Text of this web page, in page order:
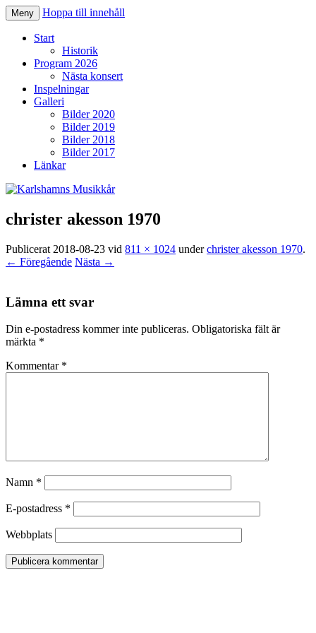
Karlshamns Musikkår
Meny Hoppa till innehåll
Start
Historik
Program 2026
Nästa konsert
Inspelningar
Galleri
Bilder 2020
Bilder 2019
Bilder 2018
Bilder 2017
Länkar
christer akesson 1970
Publicerat 2018-08-23 vid 811 × 1024 underchrister akesson 1970.
← Föregående Nästa →
Lämna ett svar
Din e-postadress kommer inte publiceras. Obligatoriska fält är
märkta *
Kommentar *
Namn *
E-postadress *
Webbplats